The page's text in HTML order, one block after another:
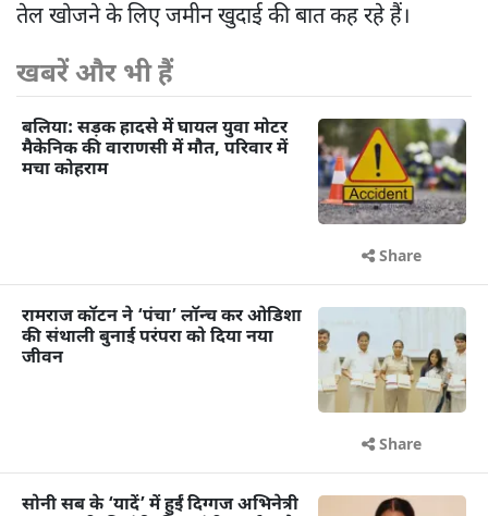
तेल खोजने के लिए जमीन खुदाई की बात कह रहे हैं।
खबरें और भी हैं
बलिया: सड़क हादसे में घायल युवा मोटर
मैकेनिक की वाराणसी में मौत, परिवार में
मचा कोहराम
Share
रामराज कॉटन ने ‘पंचा’ लॉन्च कर ओडिशा
की संथाली बुनाई परंपरा को दिया नया
जीवन
Share
सोनी सब के ‘यादें’ में हुईं दिग्गज अभिनेत्री